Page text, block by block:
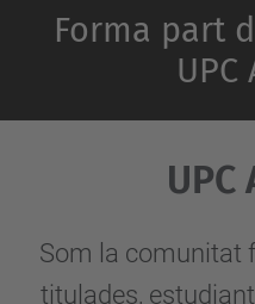
Forma part
UPC
Som la comunitat
titulades,